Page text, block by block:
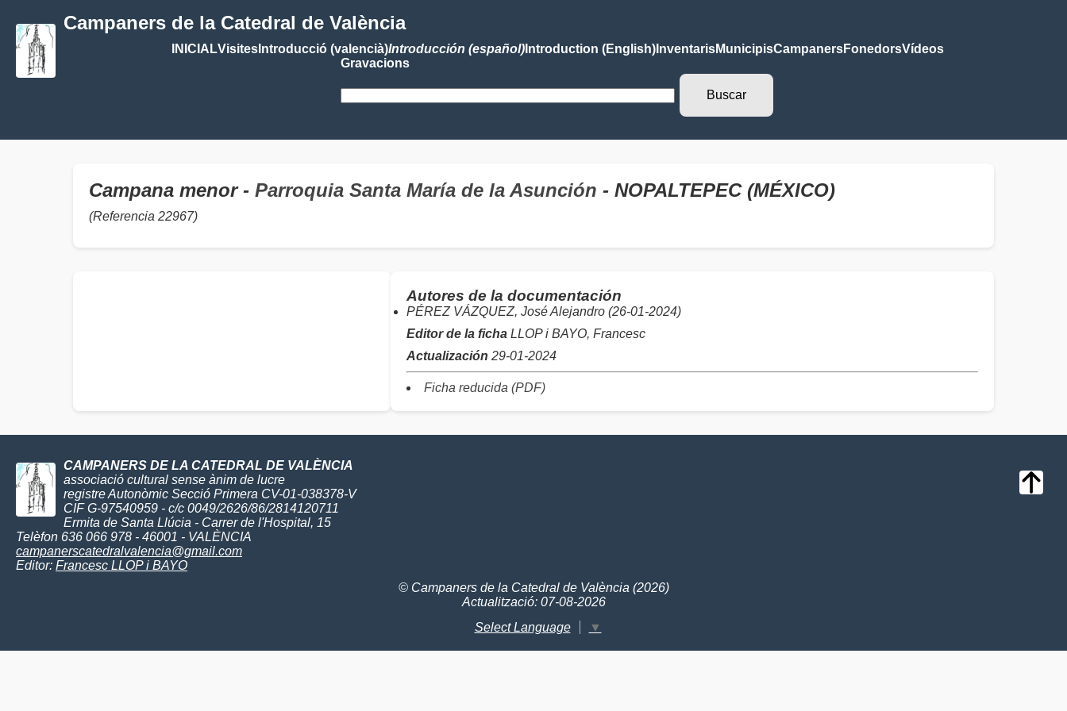
Campaners de la Catedral de València
INICIALVisitesIntroducció (valencià)Introducción (español)Introduction (English)InventarisMunicipisCampanersFonedorsVídeos
Gravacions
Campana menor - Parroquia Santa María de la Asunción - NOPALTEPEC (MÉXICO)
(Referencia 22967)
Autores de la documentación
PÉREZ VÁZQUEZ, José Alejandro (26-01-2024)
Editor de la ficha LLOP i BAYO, Francesc
Actualización 29-01-2024
Ficha reducida (PDF)
CAMPANERS DE LA CATEDRAL DE VALÈNCIA
associació cultural sense ànim de lucre
registre Autonòmic Secció Primera CV-01-038378-V
CIF G-97540959 - c/c 0049/2626/86/2814120711
Ermita de Santa Llúcia - Carrer de l'Hospital, 15
Telèfon 636 066 978 - 46001 - VALÈNCIA
campanerscatedralvalencia@gmail.com
Editor: Francesc LLOP i BAYO
© Campaners de la Catedral de València (2026)
Actualització: 07-08-2026
Select Language
▼